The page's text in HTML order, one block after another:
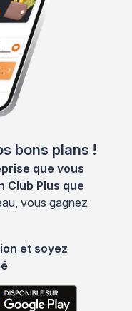
bons plans !
que vous
Club Plus que
vous gagnez
et soyez